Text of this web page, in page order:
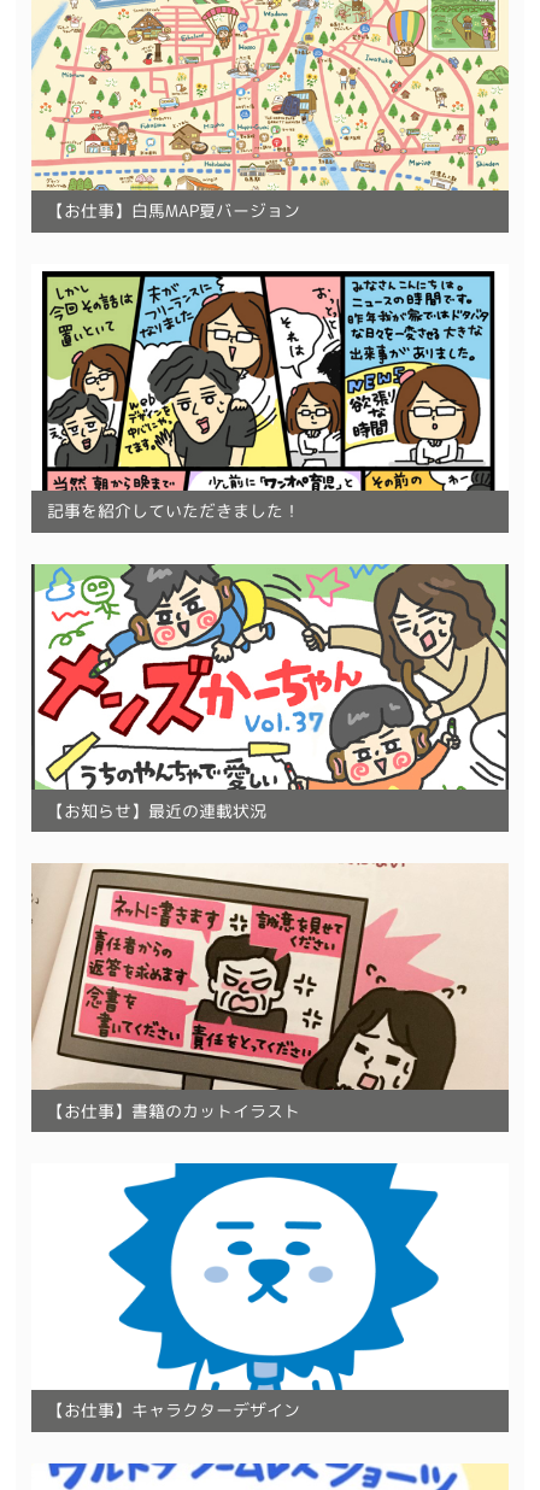
【お仕事】白馬MAP夏バージョン
記事を紹介していただきました！
【お知らせ】最近の連載状況
【お仕事】書籍のカットイラスト
【お仕事】キャラクターデザイン